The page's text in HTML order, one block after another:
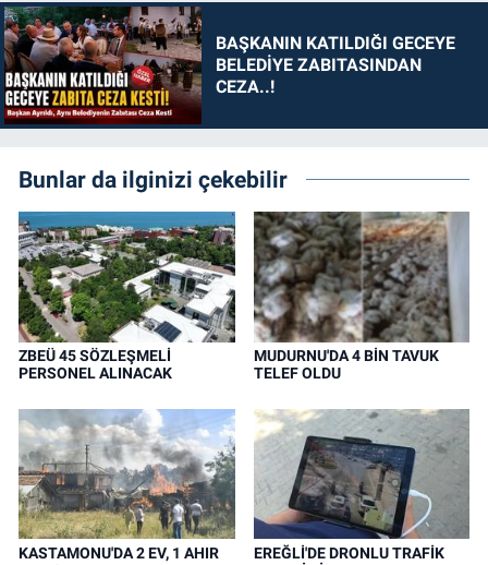
BAŞKANIN KATILDIĞI GECEYE
BELEDİYE ZABITASINDAN
CEZA..!
Bunlar da ilginizi çekebilir
ZBEÜ 45 SÖZLEŞMELİ
PERSONEL ALINACAK
MUDURNU'DA 4 BİN TAVUK
TELEF OLDU
KASTAMONU'DA 2 EV, 1 AHIR
EREĞLİ'DE DRONLU TRAFİK